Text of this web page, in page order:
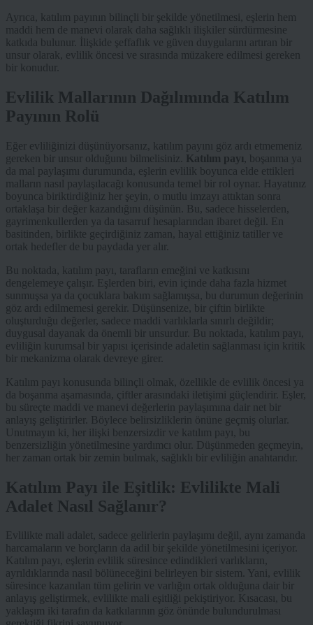
Ayrıca, katılım payının bilinçli bir şekilde yönetilmesi, eşlerin hem
maddi hem de manevi olarak daha sağlıklı ilişkiler sürdürmesine
katkıda bulunur. İlişkide şeffaflık ve güven duygularını artıran bir
unsur olarak, evlilik öncesi ve sırasında müzakere edilmesi gereken
bir konudur.
Evlilik Mallarının Dağılımında Katılım
Payının Rolü
Eğer evliliğinizi düşünüyorsanız, katılım payını göz ardı etmemeniz
gereken bir unsur olduğunu bilmelisiniz.
Katılım payı , boşanma ya
da mal paylaşımı durumunda, eşlerin evlilik boyunca elde ettikleri
malların nasıl paylaşılacağı konusunda temel bir rol oynar. Hayatınız
boyunca biriktirdiğiniz her şeyin, o mutlu imzayı attıktan sonra
ortaklaşa bir değer kazandığını düşünün. Bu, sadece hisselerden,
gayrimenkullerden ya da tasarruf hesaplarından ibaret değil. En
basitinden, birlikte geçirdiğiniz zaman, hayal ettiğiniz tatiller ve
ortak hedefler de bu paydada yer alır.
Bu noktada, katılım payı, tarafların emeğini ve katkısını
dengelemeye çalışır. Eşlerden biri, evin içinde daha fazla hizmet
sunmuşsa ya da çocuklara bakım sağlamışsa, bu durumun değerinin
göz ardı edilmemesi gerekir. Düşünsenize, bir çiftin birlikte
oluşturduğu değerler, sadece maddi varlıklarla sınırlı değildir;
duygusal dayanak da önemli bir unsurdur. Bu noktada, katılım payı,
evliliğin kurumsal bir yapısı içerisinde adaletin sağlanması için kritik
bir mekanizma olarak devreye girer.
Katılım payı konusunda bilinçli olmak, özellikle de evlilik öncesi ya
da boşanma aşamasında, çiftler arasındaki iletişimi güçlendirir. Eşler,
bu süreçte maddi ve manevi değerlerin paylaşımına dair net bir
anlayış geliştirirler. Böylece belirsizliklerin önüne geçmiş olurlar.
Unutmayın ki, her ilişki benzersizdir ve katılım payı, bu
benzersizliğin yönetilmesine yardımcı olur. Düşünmeden geçmeyin,
her zaman ortak bir zemin bulmak, sağlıklı bir evliliğin anahtarıdır.
Katılım Payı ile Eşitlik: Evlilikte Mali
Adalet Nasıl Sağlanır?
Evlilikte mali adalet, sadece gelirlerin paylaşımı değil, aynı zamanda
harcamaların ve borçların da adil bir şekilde yönetilmesini içeriyor.
Katılım payı, eşlerin evlilik süresince edindikleri varlıkların,
ayrıldıklarında nasıl bölüneceğini belirleyen bir sistem. Yani, evlilik
süresince kazanılan tüm gelirin ve varlığın ortak olduğuna dair bir
anlayış geliştirmek, evlilikte mali eşitliği pekiştiriyor. Kısacası, bu
yaklaşım iki tarafın da katkılarının göz önünde bulundurulması